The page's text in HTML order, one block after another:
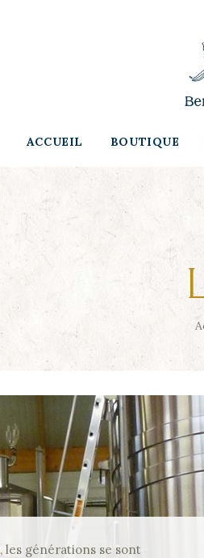
ACCUEIL BOUTIQUE
, les générations se sont